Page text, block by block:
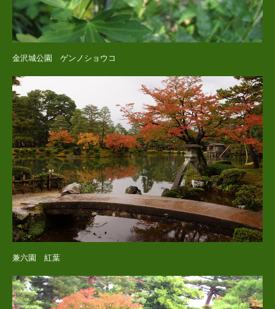
金沢城公園 ゲンノショウコ
兼六園 紅葉